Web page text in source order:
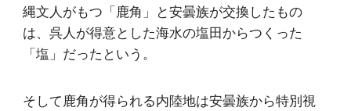
縄文人がもつ「鹿角」と安曇族が交換したもの
は、呉人が得意とした海水の塩田からつくった
「塩」だったという。
そして鹿角が得られる内陸地は安曇族から特別視